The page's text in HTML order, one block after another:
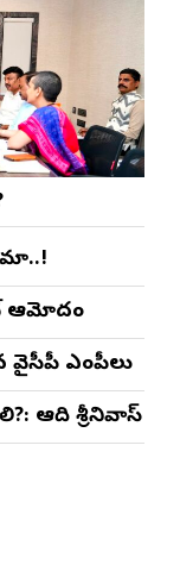
ఆమోదం
వైసీపీ ఎంపీలు
ఆది శ్రీనివాస్